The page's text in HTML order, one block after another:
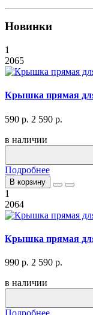
Новинки
1
2065
Крышка прямая
590 р. 2 590 р.
в наличии
Подробнее
В корзину
1
2064
Крышка прямая
990 р. 2 590 р.
в наличии